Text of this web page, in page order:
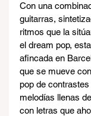
Con una
guitarras,
ritmos que la
el dream pop,
afincada en
que se mueve
pop de contrastes
melodías llenas
con letras que